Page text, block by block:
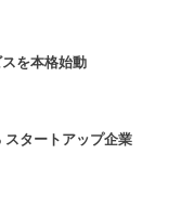
を本格始動
スタートアップ企業